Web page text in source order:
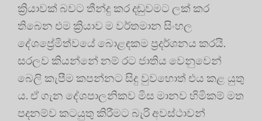
ක්‍රියාවක් බවට තීන්දු කර දඬුවමට ලක් කර
තිබෙන එම ක්‍රියාව ම වර්තමාන සිංහල
දේශප්‍රේමිත්වයේ බොළඳකම ප්‍රදර්ශනය කරයි.
සරලව කියන්නේ නම් රට ජාතිය වෙනුවෙන්
බෙලි කැපීම කපන්නට සිදු වුවහොත් එය කළ යුතු
ය. ඒ ගැන දේශපාලනිකව මිස මානව හිමිකම් මත
පදනම්ව කටයුතු කිරීමට බැරි අවස්ථාවන්